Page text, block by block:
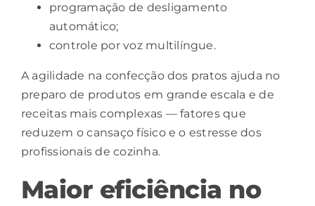
programação de desligamento
automático;
controle por voz multilíngue.
A agilidade na confecção dos pratos ajuda no
preparo de produtos em grande escala e de
receitas mais complexas — fatores que
reduzem o cansaço físico e o estresse dos
profissionais de cozinha.
Maior eficiência no